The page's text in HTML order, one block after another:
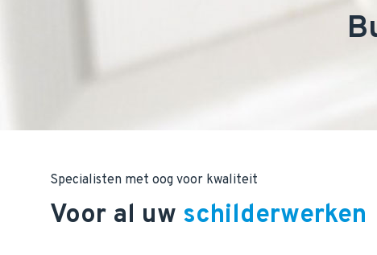
Specialisten met oog voor kwaliteit
Voor al uw schilderwerken